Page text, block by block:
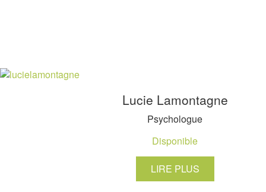
Lucie Lamontagne
Psychologue
Disponible
LIRE PLUS